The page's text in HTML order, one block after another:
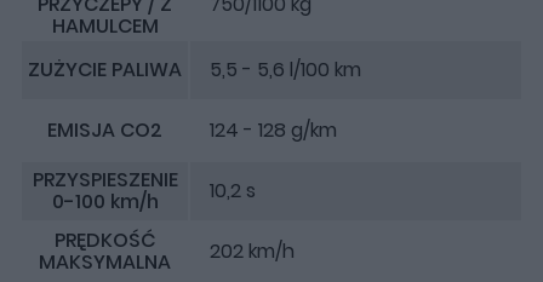
HAMULCEM
ZUŻYCIE PALIWA 5,5 - 5,6 l/100 km
EMISJA CO2
124 - 128 g/km
PRZYSPIESZENIE
0-100 km/h
10,2 s
PRĘDKOŚĆ
MAKSYMALNA
202 km/h